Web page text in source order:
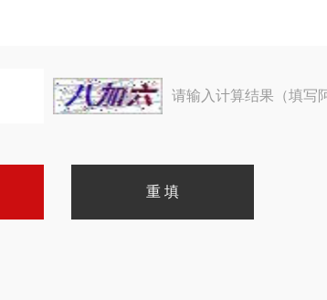
请输入计算结果（填写